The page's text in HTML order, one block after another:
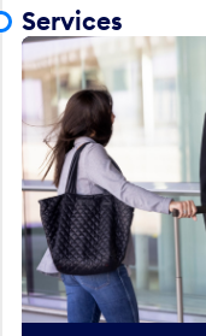
Services